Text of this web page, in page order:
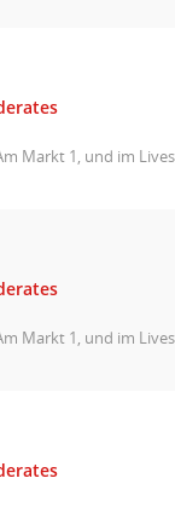
Markt 1, und im
Markt 1, und im